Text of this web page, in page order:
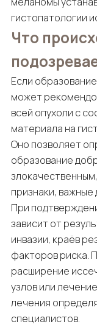
гистопатологии
Что
Если
может
всей опухоли с
материала на
Оно позволяет
образование
признаки,
При
зависит от
инвазии, краёв
факторов риска.
расширение
узлов или
лечения
специалистов.